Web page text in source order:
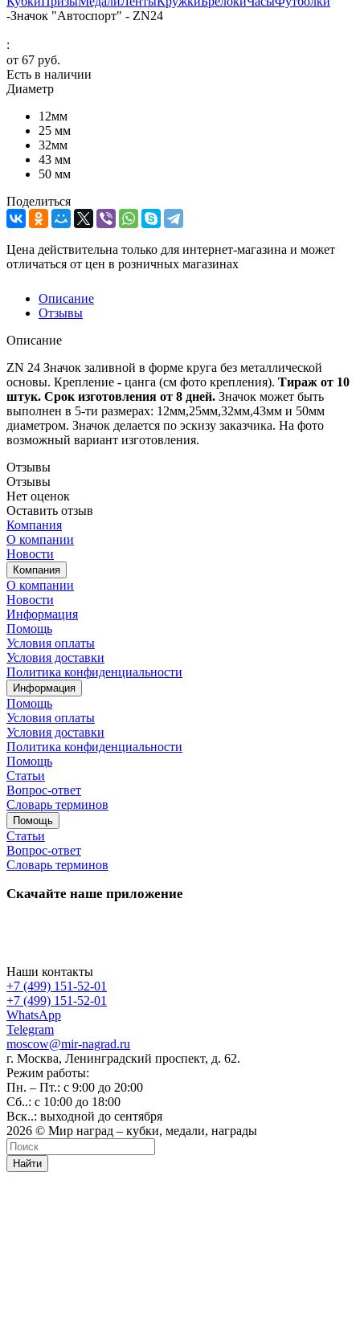
-Значок "Автоспорт" - ZN24
:
от 67 руб.
Есть в наличии
Диаметр
12мм
25 мм
32мм
43 мм
50 мм
Поделиться
Цена действительна только для интернет-магазина и может
отличаться от цен в розничных магазинах
Описание
Отзывы
Описание
ZN 24 Значок заливной в форме круга без металлической
основы. Крепление - цанга (см фото крепления). Тираж от 10
штук. Срок изготовления от 8 дней. Значок может быть
выполнен в 5-ти размерах: 12мм,25мм,32мм,43мм и 50мм
диаметром. Значок делается по эскизу заказчика. На фото
возможный вариант изготовления.
Отзывы
Отзывы
Нет оценок
Оставить отзыв
Компания
О компании
Новости
Компания
О компании
Новости
Информация
Помощь
Условия оплаты
Условия доставки
Политика конфиденциальности
Информация
Помощь
Условия оплаты
Условия доставки
Политика конфиденциальности
Помощь
Статьи
Вопрос-ответ
Словарь терминов
Помощь
Статьи
Вопрос-ответ
Словарь терминов
Скачайте наше приложение
Наши контакты
+7 (499) 151-52-01
+7 (499) 151-52-01
WhatsApp
Telegram
moscow@mir-nagrad.ru
г. Москва, Ленинградский проспект, д. 62.
Режим работы:
Пн. – Пт.: с 9:00 до 20:00
Сб..: с 10:00 до 18:00
Вск..: выходной до сентября
2026 © Мир наград – кубки, медали, награды
Найти